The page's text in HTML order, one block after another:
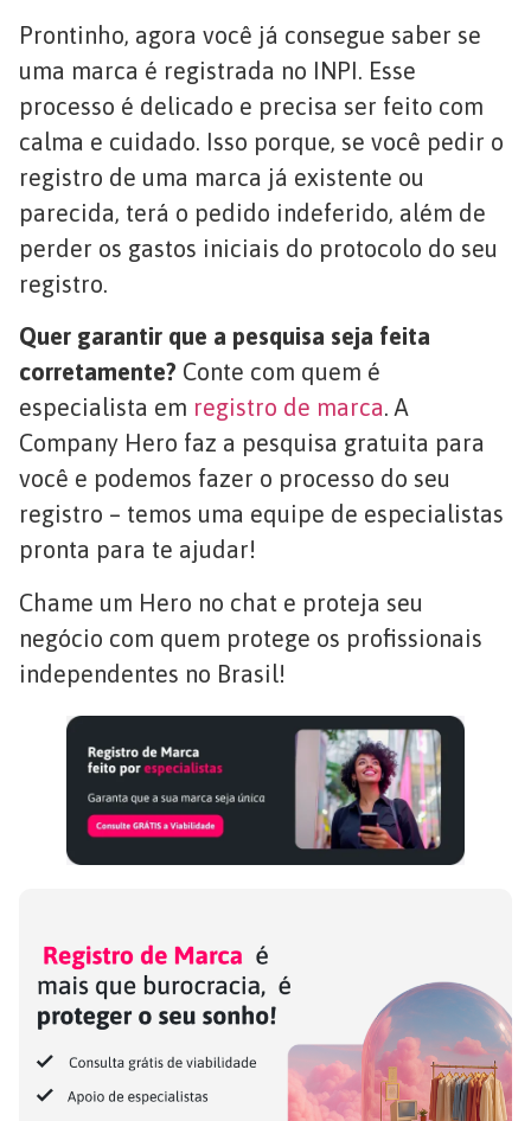
Prontinho, agora você já consegue saber se
uma marca é registrada no INPI. Esse
processo é delicado e precisa ser feito com
calma e cuidado. Isso porque, se você pedir o
registro de uma marca já existente ou
parecida, terá o pedido indeferido, além de
perder os gastos iniciais do protocolo do seu
registro.
Quer garantir que a pesquisa seja feita
corretamente? Conte com quem é
especialista em registro de marca. A
Company Hero faz a pesquisa gratuita para
você e podemos fazer o processo do seu
registro – temos uma equipe de especialistas
pronta para te ajudar!
Chame um Hero no chat e proteja seu
negócio com quem protege os profissionais
independentes no Brasil!